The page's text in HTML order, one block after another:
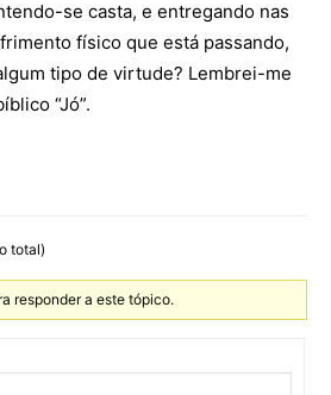
se casta, e entregando nas
físico que está passando,
tipo de virtude? Lembrei-me
“Jó”.
total)
responder a este tópico.